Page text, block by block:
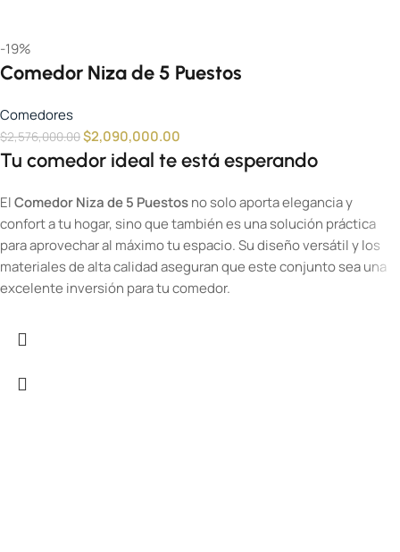
-19%
Comedor Niza de 5 Puestos
Comedores
$2,576,000.00$2,090,000.00
Tu comedor ideal te está esperando
ElComedor Niza de 5 Puestosno solo aporta elegancia y
confort a tu hogar, sino que también es una solución práctica
para aprovechar al máximo tu espacio. Su diseño versátil y los
materiales de alta calidad aseguran que este conjunto sea una
excelente inversión para tu comedor.